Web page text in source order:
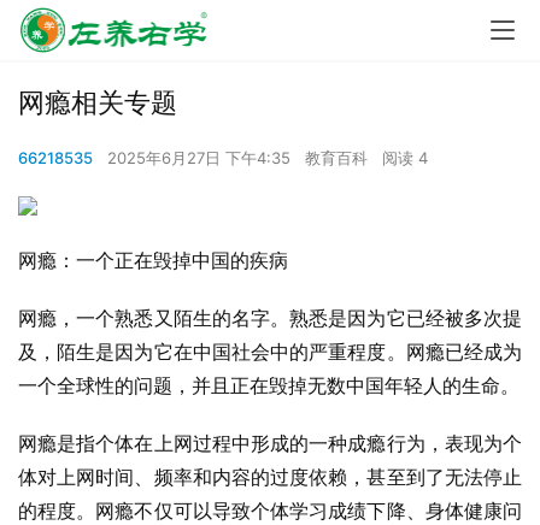
网瘾相关专题
66218535 2025年6月27日 下午4:35 教育百科 阅读 4
网瘾：一个正在毁掉中国的疾病
网瘾，一个熟悉又陌生的名字。熟悉是因为它已经被多次提
及，陌生是因为它在中国社会中的严重程度。网瘾已经成为
一个全球性的问题，并且正在毁掉无数中国年轻人的生命。
网瘾是指个体在上网过程中形成的一种成瘾行为，表现为个
体对上网时间、频率和内容的过度依赖，甚至到了无法停止
的程度。网瘾不仅可以导致个体学习成绩下降、身体健康问